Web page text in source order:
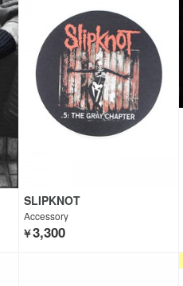
SLIPKNOT
Accessory
￥3,300